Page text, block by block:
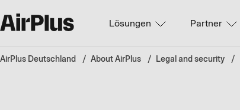
Lösungen Partner
AirPlus Deutschland About AirPlus Legal and security